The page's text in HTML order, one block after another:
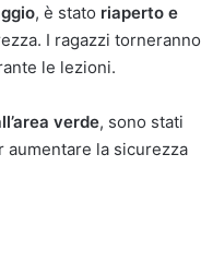
, è stato riaperto e
I ragazzi torneranno
le lezioni.
verde, sono stati
aumentare la sicurezza